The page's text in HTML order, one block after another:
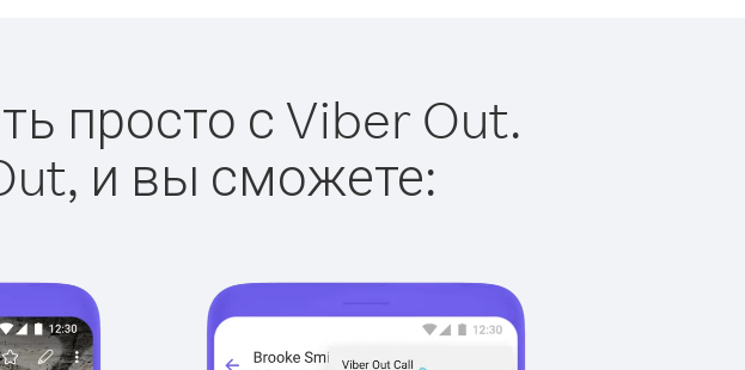
просто с Viber Out.
и вы сможете: